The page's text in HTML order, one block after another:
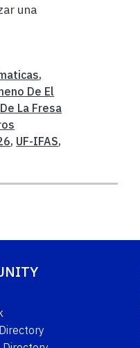
una
,
De El
La Fresa
, UF-IFAS,